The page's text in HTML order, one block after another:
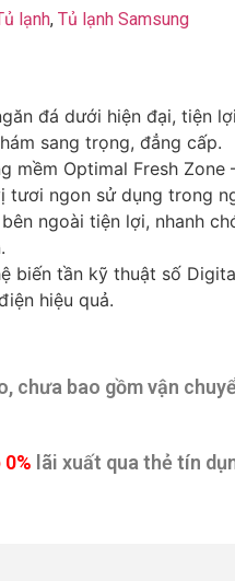
lạnh, Tủ lạnh Samsung
đá dưới hiện đại, tiện
sang trọng, đẳng cấp.
mềm Optimal Fresh Zone
tươi ngon sử dụng trong
ngoài tiện lợi, nhanh
biến tần kỹ thuật số
hiệu quả.
chưa bao gồm vận
lãi xuất qua thẻ tín